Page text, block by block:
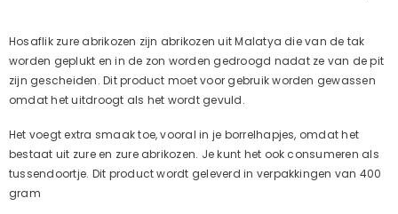
Hosaflik zure abrikozen zijn abrikozen uit Malatya die van de tak
worden geplukt en in de zon worden gedroogd nadat ze van de pit
zijn gescheiden. Dit product moet voor gebruik worden gewassen
omdat het uitdroogt als het wordt gevuld.
Het voegt extra smaak toe, vooral in je borrelhapjes, omdat het
bestaat uit zure en zure abrikozen. Je kunt het ook consumeren als
tussendoortje. Dit product wordt geleverd in verpakkingen van 400
gram